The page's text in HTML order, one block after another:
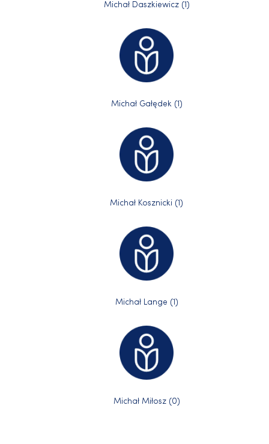
Michał Daszkiewicz (1)
Michał Gałędek (1)
Michał Kosznicki (1)
Michał Lange (1)
Michał Miłosz (0)